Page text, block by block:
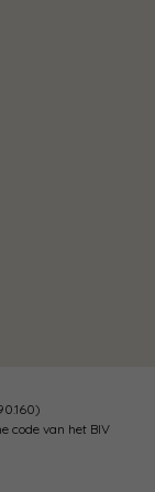
code van het BIV